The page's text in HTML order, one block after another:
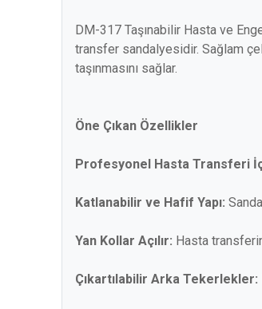
DM-317 Taşınabilir Hasta ve
transfer sandalyesidir. Sağlam
taşınmasını sağlar.
Öne Çıkan Özellikler
Profesyonel Hasta Transferi
Katlanabilir ve Hafif Yapı:
Yan Kollar Açılır: Hasta
Çıkartılabilir Arka Tekerlekler: